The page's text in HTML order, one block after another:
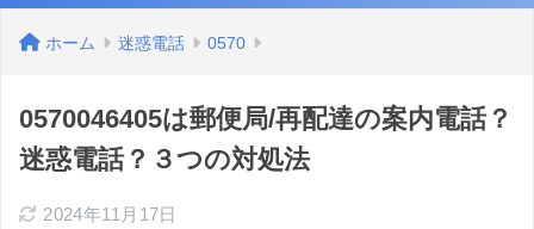
ホーム 迷惑電話 0570
0570046405は郵便局/再配達の案内電話？
迷惑電話？３つの対処法
2024年11月17日